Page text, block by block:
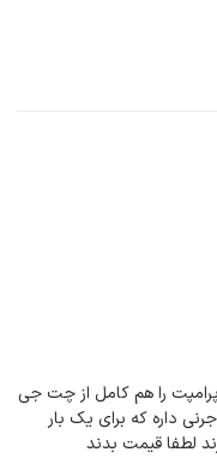
را هم کامل از چت جی
داره که برای یک بار
لطفا قیمت بدند